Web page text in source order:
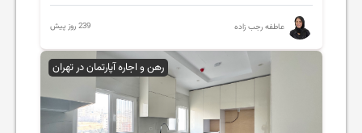
عاطفه رجب زاده 239 روز پیش
رهن و اجاره آپارتمان در تهران